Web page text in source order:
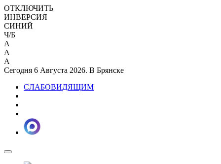
ОТКЛЮЧИТЬ
ИНВЕРСИЯ
СИНИЙ
Ч/Б
A
A
A
Сегодня 6 Августа 2026. В Брянске
СЛАБОВИДЯЩИМ